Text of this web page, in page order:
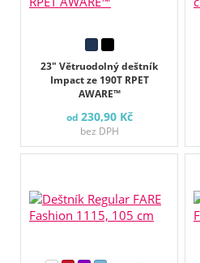
23" Větruodolný deštník
Impact ze 190T RPET
AWARE™
od 230,90 Kč
bez DPH